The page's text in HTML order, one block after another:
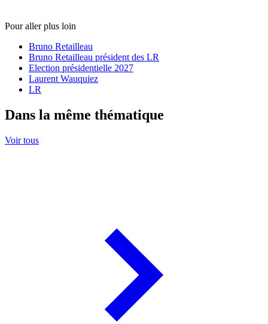
Pour aller plus loin
Bruno Retailleau
Bruno Retailleau président des LR
Election présidentielle 2027
Laurent Wauquiez
LR
Dans la même thématique
Voir tous